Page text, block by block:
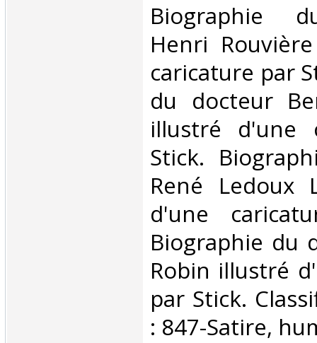
‎Biographie
Henri
caricature par
du docteur
illustré d'une
Stick.
René Ledoux
d'une
Biographie du
Robin illustré
par Stick.
: 847-Satire,